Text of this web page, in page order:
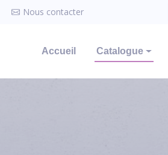
Nous contacter
Accueil Catalogue